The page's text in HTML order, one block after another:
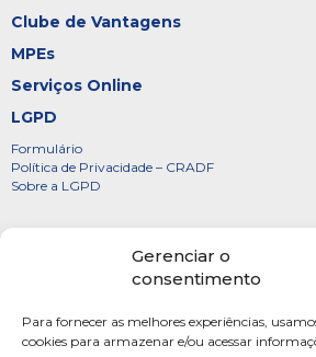
Gerenciar o
consentimento
Para fornecer as melhores experiências,
cookies para armazenar e/ou acessar
Clube de Vantagens
MPEs
Serviços Online
LGPD
Formulário
Política de Privacidade – CRADF
Sobre a LGPD
Diretoria